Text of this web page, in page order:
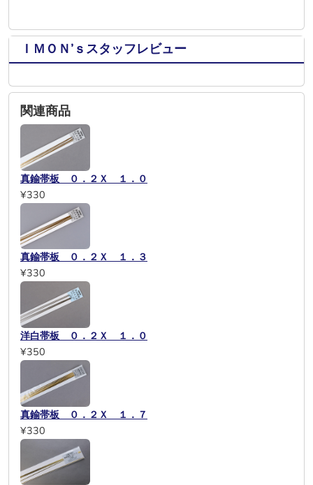
ＩＭＯＮ’ｓスタッフレビュー
関連商品
真鍮帯板 ０．２Ｘ １．０
¥330
真鍮帯板 ０．２Ｘ １．３
¥330
洋白帯板 ０．２Ｘ １．０
¥350
真鍮帯板 ０．２Ｘ １．７
¥330